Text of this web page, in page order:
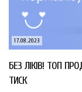
17.08.2023
БЕЗ ЛІКІВ! ТОП
ТИСК